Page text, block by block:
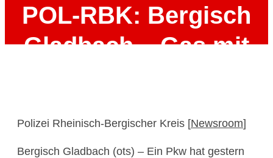
POL-RBK: Bergisch
Gladbach – Gas mit
Hauswand
Polizei Rheinisch-Bergischer Kreis [Newsroom]
Bergisch Gladbach (ots) – Ein Pkw hat gestern